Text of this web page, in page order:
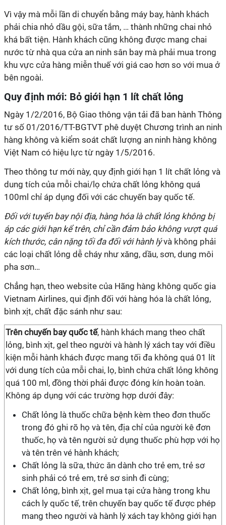
Vì vậy mà mỗi lần di chuyển bằng máy bay, hành khách
phải chia nhỏ dầu gội, sữa tắm, … thành những chai nhỏ
khá bất tiện. Hành khách cũng không được mang chai
nước từ nhà qua cửa an ninh sân bay mà phải mua trong
khu vực cửa hàng miễn thuế với giá cao hơn so với mua ở
bên ngoài.
Quy định mới: Bỏ giới hạn 1 lít chất lỏng
Ngày 1/2/2016, Bộ Giao thông vận tải đã ban hành Thông
tư số 01/2016/TT-BGTVT phê duyệt Chương trình an ninh
hàng không và kiểm soát chất lượng an ninh hàng không
Việt Nam có hiệu lực từ ngày 1/5/2016.
Theo thông tư mới này, quy định giới hạn 1 lít chất lỏng và
dung tích của mỗi chai/lọ chứa chất lỏng không quá
100ml chỉ áp dụng đối với các chuyến bay quốc tế.
Đối với tuyến bay nội địa, hàng hóa là chất lỏng không bị
áp các giới hạn kể trên, chỉ cần đảm bảo không vượt quá
kích thước, cân nặng tối đa đối với hành lývà không phải
các loại chất lỏng dễ cháy như xăng, dầu, sơn, dung môi
pha sơn…
Chẳng hạn, theo website của Hãng hàng không quốc gia
Vietnam Airlines, qui định đối với hàng hóa là chất lỏng,
bình xịt, chất đặc sánh như sau:
Trên chuyến bay quốc tế, hành khách mang theo chất
lỏng, bình xịt, gel theo người và hành lý xách tay với điều
kiện mỗi hành khách được mang tối đa không quá 01 lít
với dung tích của mỗi chai, lọ, bình chứa chất lỏng không
quá 100 ml, đồng thời phải được đóng kín hoàn toàn.
Không áp dụng với các trường hợp dưới đây:
Chất lỏng là thuốc chữa bệnh kèm theo đơn thuốc
trong đó ghi rõ họ và tên, địa chỉ của người kê đơn
thuốc, họ và tên người sử dụng thuốc phù hợp với họ
và tên trên vé hành khách;
Chất lỏng là sữa, thức ăn dành cho trẻ em, trẻ sơ
sinh phải có trẻ em, trẻ sơ sinh đi cùng;
Chất lỏng, bình xịt, gel mua tại cửa hàng trong khu
cách ly quốc tế, trên chuyến bay quốc tế được phép
mang theo người và hành lý xách tay không giới hạn